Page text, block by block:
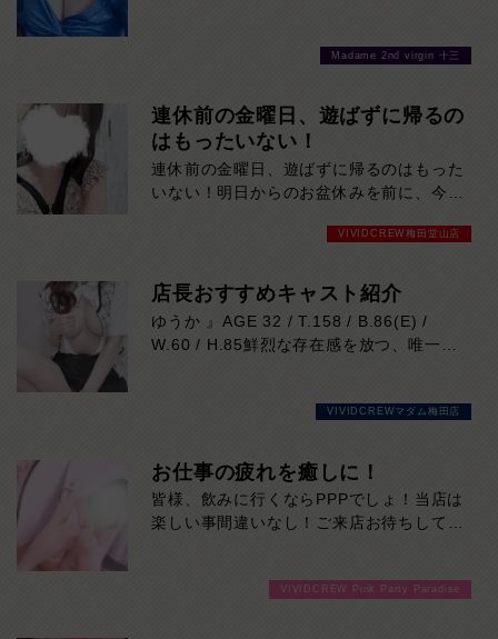
Madame 2nd virgin 十三
連休前の金曜日、遊ばずに帰るの
はもったいない！
連休前の金曜日、遊ばずに帰るのはもった
いない！明日からのお盆休みを前に、今夜
す！魅力的なキャストが多数出勤予定！週
せんか？混雑が予想されますので、お早め
にご来店下さい。
VIVIDCREW梅田堂山店
店長おすすめキャスト紹介
ゆうか 』AGE 32 / T.158 / B.86(E) /
W.60 / H.85鮮烈な存在感を放つ、唯一無
スッとした鼻筋に、シャープな輪郭で
瑞々しく潤った唇、
上品な顔立ちもさる事ながら、
綺麗な膨らみが印象的なバスト！
VIVIDCREWマダム梅田店
お仕事の疲れを癒しに！
皆様、飲みに行くならPPPでしょ！当店は
楽しい事間違いなし！ご来店お待ちしてお
VIVIDCREW Pink Party Paradise